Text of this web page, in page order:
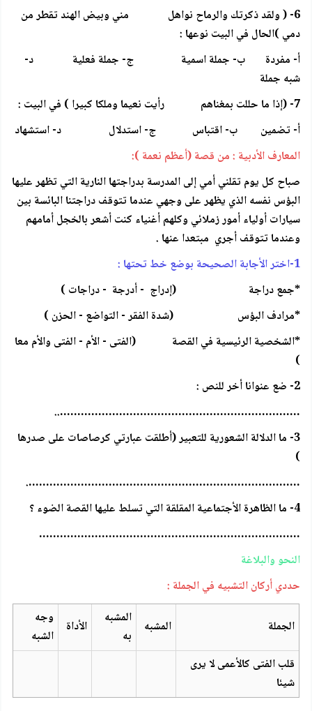
6- ( ولقد ذكرتك والرماح نواهل مني وبيض الهند تقطر من
دمي )الحال في البيت نوعها :
أ- مفردة ب- جملة اسمية ج- جملة فعلية د-
شبه جملة
7- (إذا ما حللت بمغناهم رأيت نعيما وملكا كبيرا ) في البيت :
أ- تضمين ب- اقتباس ج- استدلال د- استشهاد
المعارف الأدبية : من قصة (أعظم نعمة ):
صباح كل يوم تقلني أمي إلى المدرسة بدراجتها النارية التي تظهر عليها
البؤس نفسه الذي يظهر على وجهي عندما تتوقف دراجتنا البائسة بين
سيارات أولياء أمور زملائي وكلهم أغنياء كنت أشعر بالخجل أمامهم
وعندما تتوقف أجري مبتعدا عنها .
1-اختر الأجابة الصحيحة بوضع خط تحتها :
*جمع دراجة (إدراج - أدرجة - دراجات )
*مرادف البؤس (شدة الفقر - التواضع - الحزن )
*الشخصية الرئيسية في القصة (الفتى - الأم - الفتى والأم معا
)
2- ضع عنوانا أخر للنص :
……………………………………………………………..
3- ما الدلالة الشعورية للتعبير (أطلقت عبارتي كرصاصات على صدرها
)
…………………………………………………………………….
4- ما الظاهرة الأجتماعية المقلقة التي تسلط عليها القصة الضوء ؟
…………………………………………………………………
النحو والبلاغة
حددي أركان التشبيه في الجملة :
الجملة المشبه
المشبه
به
الأداة
وجه
الشبه
قلب الفتى كالأعمى لا يرى
شيئا